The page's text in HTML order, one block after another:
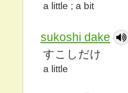
a little ; a bit
sukoshi dake
すこしだけ
a little